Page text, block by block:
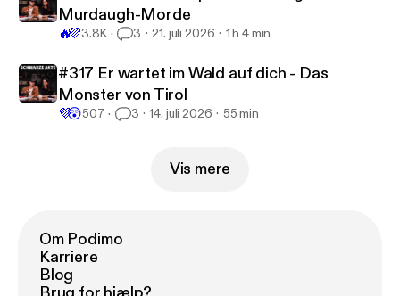
Murdaugh-Morde
🔥💜3.8K 3 21. juli 2026 1 h 4 min
#317 Er wartet im Wald auf dich - Das
Monster von Tirol
💜😲507 3 14. juli 2026 55 min
Vis mere
Om Podimo
Karriere
Blog